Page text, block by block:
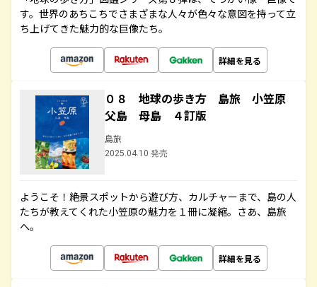
す。世界のあちこちでさまざまな人々が色々な意図を持って立
ち上げてきた魅力的な巨像たち。
詳細を見る
０８ 地球の歩き方 島旅 小笠原
父島 母島 ４訂版
島旅
2025.04.10 発売
ようこそ！絶景スポットから遊び方、カルチャーまで、島の人
たちが教えてくれた小笠原の魅力を１冊に凝縮。さあ、島旅
へ。
詳細を見る